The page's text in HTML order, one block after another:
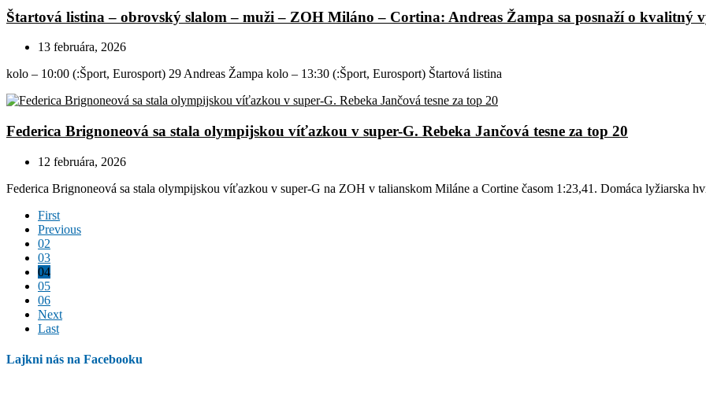
Štartová listina – obrovský slalom – muži – ZOH Miláno – Cortina: Andreas Žampa sa posnaží o kvalitný
13 februára, 2026
kolo – 10:00 (:Šport, Eurosport) 29 Andreas Žampa kolo – 13:30 (:Šport, Eurosport) Štartová listina
Federica Brignoneová sa stala olympijskou víťazkou v super-G. Rebeka Jančová tesne za top 20
12 februára, 2026
Federica Brignoneová sa stala olympijskou víťazkou v super-G na ZOH v talianskom Miláne a Cortine časom 1:23,41. Domáca lyžiarska
First
Previous
02
03
04
05
06
Next
Last
Lajkni nás na Facebooku